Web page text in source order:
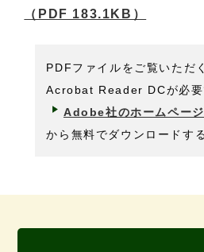
（PDF 183.1KB）
PDFファイルをご覧いただ
Acrobat Reader DCが必要
Adobe社のホームページ
から無料でダウンロードす